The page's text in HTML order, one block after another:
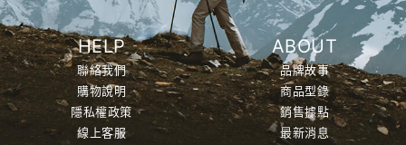
HELP
聯絡我們
購物說明
隱私權政策
線上客服
ABOUT
品牌故事
商品型錄
銷售據點
最新消息